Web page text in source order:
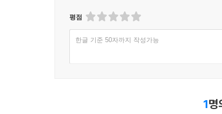
평점
한글 기준 50자까지 작성가능
1명